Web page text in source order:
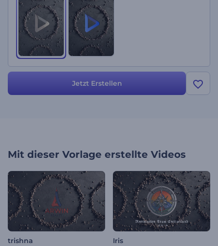
Logo-Animation zu erhalten. Perfekt geeignet für
Bauunternehmen, Präsentationseröffnungen für
Architekturprojekte oder andere entsprechende Projekte.
Probieren Sie es jetzt aus!
Jetzt Erstellen
Mit dieser Vorlage erstellte Videos
trishna Iris